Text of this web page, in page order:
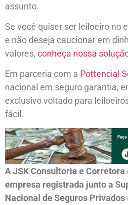
assunto.
Se você quiser ser leiloeiro no
e não deseja caucionar em
valores, conheça nossa
Em parceria com a Pottencial
nacional em seguro garantia,
exclusivo voltado para
fácil.
A JSK Consultoria e Corretora
empresa registrada junto a
Nacional de Seguros Privados